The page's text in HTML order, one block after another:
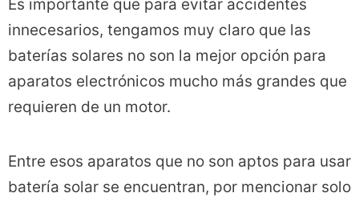
Es importante que para evitar accidentes
innecesarios, tengamos muy claro que las
baterías solares no son la mejor opción para
aparatos electrónicos mucho más grandes que
requieren de un motor.
Entre esos aparatos que no son aptos para usar
batería solar se encuentran, por mencionar solo